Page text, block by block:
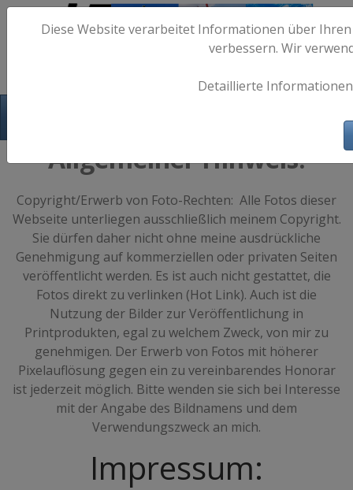
Allgemeiner Hinweis:
Copyright/Erwerb von Foto-Rechten: Alle Fotos dieser
Webseite unterliegen ausschließlich meinem Copyright.
Sie dürfen daher nicht ohne meine ausdrückliche
Genehmigung auf kommerziellen oder privaten Seiten
veröffentlicht werden. Es ist auch nicht gestattet, die
Fotos direkt zu verlinken (Hot Link). Auch ist die
Nutzung der Bilder zur Veröffentlichung in
Printprodukten, egal zu welchem Zweck, von mir zu
genehmigen. Der Erwerb von Fotos mit höherer
Pixelauflösung gegen ein zu vereinbarendes Honorar
ist jederzeit möglich. Bitte wenden sie sich bei Interesse
mit der Angabe des Bildnamens und dem
Verwendungszweck an mich.
Impressum:
Diese Website verarbeitet Informationen über
verbessern. Wir
Detaillierte